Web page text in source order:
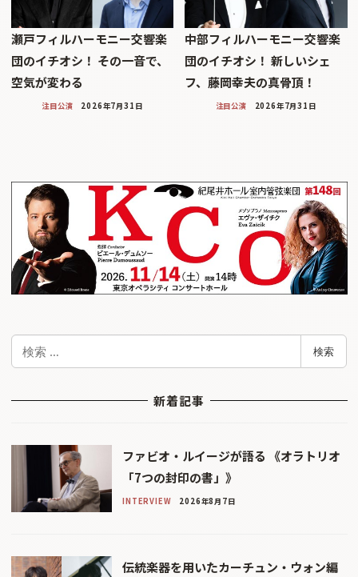
瀬戸フィルハーモニー交響楽
団のイチオシ！ その一音で、
空気が変わる
注目公演 2026年7月31日
中部フィルハーモニー交響楽
団のイチオシ！ 新しいシェ
フ、藤岡幸夫の真骨頂！
注目公演 2026年7月31日
検
索
検索
新着記事
ファビオ・ルイージが語る 《オラトリオ
「7つの封印の書」》
INTERVIEW 2026年8月7日
伝統楽器を用いたカーチュン・ウォン編